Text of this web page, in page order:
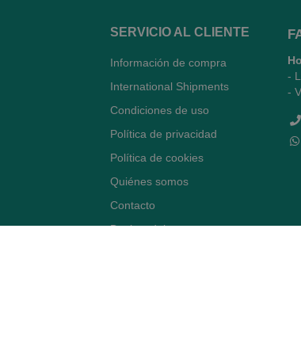
SERVICIO AL CLIENTE
Información de compra
International Shipments
Condiciones de uso
Política de privacidad
Política de cookies
Quiénes somos
Contacto
Desiste del contrato
-
-